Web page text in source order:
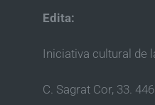
Edita:
Iniciativa cultural de
C. Sagrat Cor, 33.